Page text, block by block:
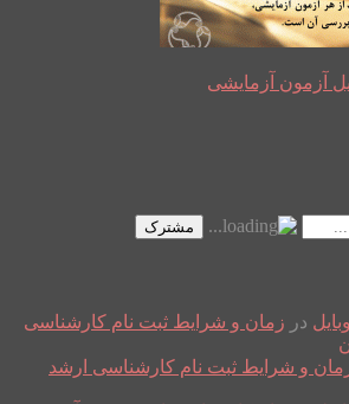
آزمون آزمایشی
مشترک
در زمان و شرایط ثبت نام کارشناسی
و شرایط ثبت نام کارشناسی ارشد